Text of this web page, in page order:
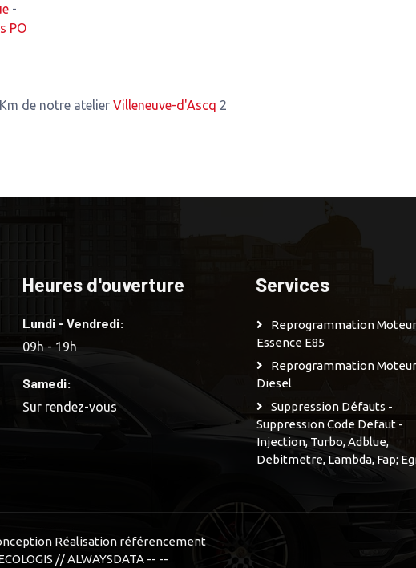
-
PO
atelierVilleneuve-d'Ascq2,47 Km de notre atelier
Heures d'ouverture
Lundi - Vendredi:
09h - 19h
Samedi:
Sur rendez-vous
Services
Reprogrammation Moteur
Essence E85
Reprogrammation Moteur
Diesel
Suppression Défauts -
Suppression Code Defaut -
Injection, Turbo, Adblue,
Debitmetre, Lambda, Fap;
Réalisation référencement
// ALWAYSDATA -- --